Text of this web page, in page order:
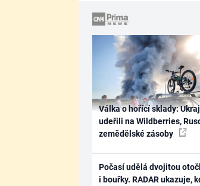
Válka o hořící sklady:
udeřili na Wildberries,
zemědělské zásoby
Počasí udělá dvojitou
i bouřky. RADAR ukazuje,